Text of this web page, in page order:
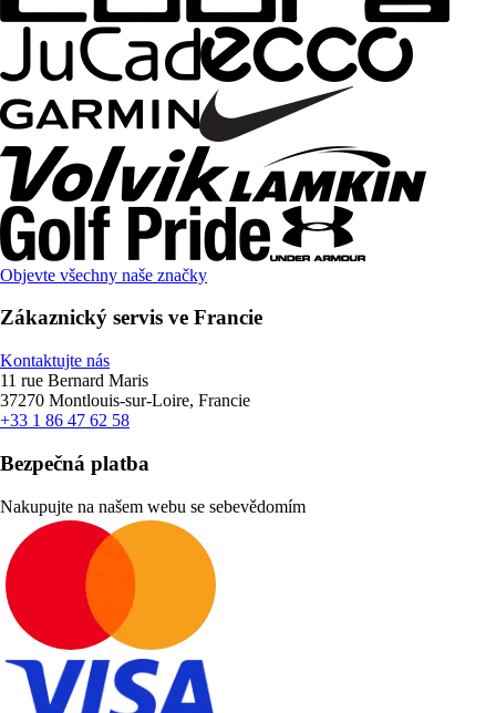
Objevte všechny naše značky
Zákaznický servis ve Francie
Kontaktujte nás
11 rue Bernard Maris
37270 Montlouis-sur-Loire, Francie
+33 1 86 47 62 58
Bezpečná platba
Nakupujte na našem webu se sebevědomím